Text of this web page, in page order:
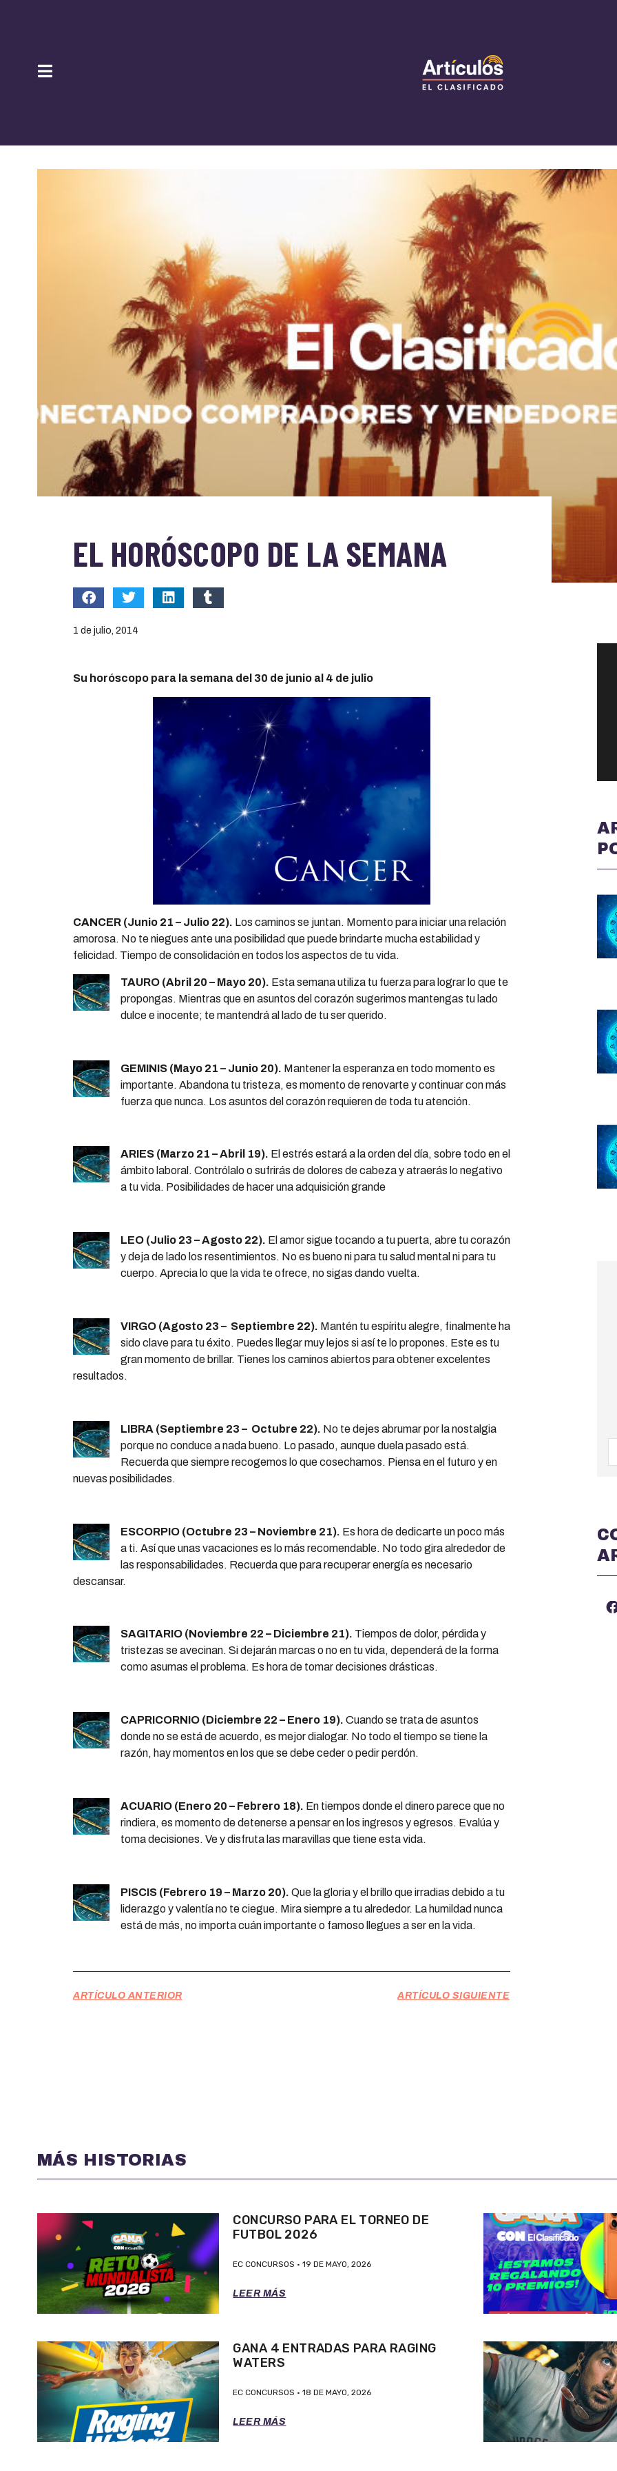
EL HORÓSCOPO DE LA SEMANA
1 de julio, 2014
Su horóscopo para la semana del 30 de junio al 4 de julio
CANCER (Junio 21 – Julio 22). Los caminos se juntan. Momento para iniciar una relación
amorosa. No te niegues ante una posibilidad que puede brindarte mucha estabilidad y
felicidad. Tiempo de consolidación en todos los aspectos de tu vida.
TAURO (Abril 20 – Mayo 20). Esta semana utiliza tu fuerza para lograr lo que te
propongas. Mientras que en asuntos del corazón sugerimos mantengas tu lado
dulce e inocente; te mantendrá al lado de tu ser querido.
GEMINIS (Mayo 21 – Junio 20). Mantener la esperanza en todo momento es
importante. Abandona tu tristeza, es momento de renovarte y continuar con más
fuerza que nunca. Los asuntos del corazón requieren de toda tu atención.
ARIES (Marzo 21 – Abril 19). El estrés estará a la orden del día, sobre todo en el
ámbito laboral. Contrólalo o sufrirás de dolores de cabeza y atraerás lo negativo
a tu vida. Posibilidades de hacer una adquisición grande
LEO (Julio 23 – Agosto 22). El amor sigue tocando a tu puerta, abre tu corazón
y deja de lado los resentimientos. No es bueno ni para tu salud mental ni para tu
cuerpo. Aprecia lo que la vida te ofrece, no sigas dando vuelta.
VIRGO (Agosto 23 – Septiembre 22). Mantén tu espíritu alegre, finalmente ha
sido clave para tu éxito. Puedes llegar muy lejos si así te lo propones. Este es tu
gran momento de brillar. Tienes los caminos abiertos para obtener excelentes
resultados.
LIBRA (Septiembre 23 – Octubre 22). No te dejes abrumar por la nostalgia
porque no conduce a nada bueno. Lo pasado, aunque duela pasado está.
Recuerda que siempre recogemos lo que cosechamos. Piensa en el futuro y en
nuevas posibilidades.
ESCORPIO (Octubre 23 – Noviembre 21). Es hora de dedicarte un poco más
a ti. Así que unas vacaciones es lo más recomendable. No todo gira alrededor de
las responsabilidades. Recuerda que para recuperar energía es necesario
descansar.
SAGITARIO (Noviembre 22 – Diciembre 21). Tiempos de dolor, pérdida y
tristezas se avecinan. Si dejarán marcas o no en tu vida, dependerá de la forma
como asumas el problema. Es hora de tomar decisiones drásticas.
CAPRICORNIO (Diciembre 22 – Enero 19). Cuando se trata de asuntos
donde no se está de acuerdo, es mejor dialogar. No todo el tiempo se tiene la
razón, hay momentos en los que se debe ceder o pedir perdón.
ACUARIO (Enero 20 – Febrero 18). En tiempos donde el dinero parece que no
rindiera, es momento de detenerse a pensar en los ingresos y egresos. Evalúa y
toma decisiones. Ve y disfruta las maravillas que tiene esta vida.
PISCIS (Febrero 19 – Marzo 20). Que la gloria y el brillo que irradias debido a tu
liderazgo y valentía no te ciegue. Mira siempre a tu alrededor. La humildad nunca
está de más, no importa cuán importante o famoso llegues a ser en la vida.
ARTÍCULO ANTERIOR ARTÍCULO SIGUIENTE
MÁS HISTORIAS
CONCURSO PARA EL TORNEO DE
FUTBOL 2026
EC CONCURSOS 19 DE MAYO, 2026
LEER MÁS
GANA 4 ENTRADAS PARA RAGING
WATERS
EC CONCURSOS 18 DE MAYO, 2026
LEER MÁS